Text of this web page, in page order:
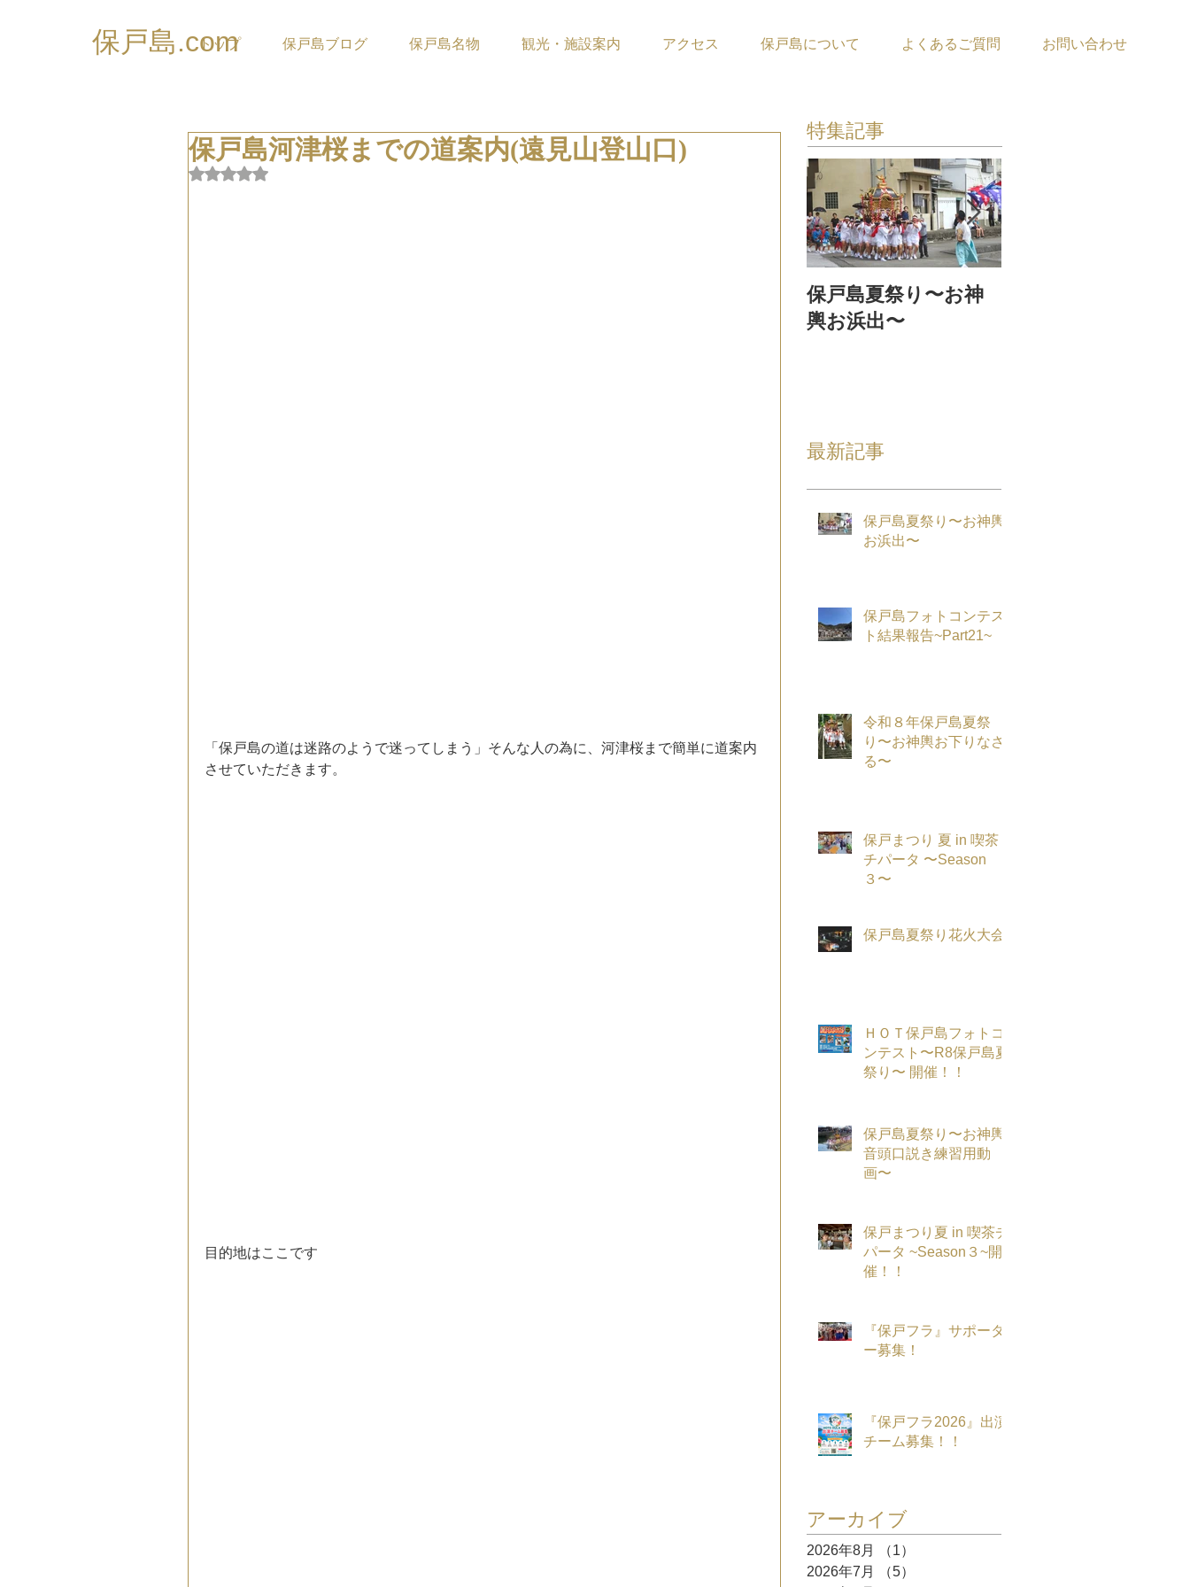
保戸島.com
トップ 保戸島ブログ 保戸島名物 観光・施設案内 アクセス 保戸島について よくあるご質問 お問い合わせ
保戸島河津桜までの道案内(遠見山登山口)
5つ星のうちNaNと評価されています。
「保戸島の道は迷路のようで迷ってしまう」そんな人の為に、河津桜まで簡単に道案内
させていただきます。
目的地はここです
特集記事
保戸島夏祭り〜お神
輿お浜出〜
最新記事
保戸島夏祭り〜お神輿
お浜出〜
保戸島フォトコンテス
ト結果報告~Part21~
令和８年保戸島夏祭
り〜お神輿お下りなさ
る〜
保戸まつり 夏 in 喫茶
チパータ 〜Season
３〜
保戸島夏祭り花火大会
ＨＯＴ保戸島フォトコ
ンテスト〜R8保戸島夏
祭り〜 開催！！
保戸島夏祭り〜お神輿
音頭口説き練習用動
画〜
保戸まつり夏 in 喫茶チ
パータ ~Season３~開
催！！
『保戸フラ』サポータ
ー募集！
『保戸フラ2026』出演
チーム募集！！
アーカイブ
2026年8月 （1）
2026年7月
（5）